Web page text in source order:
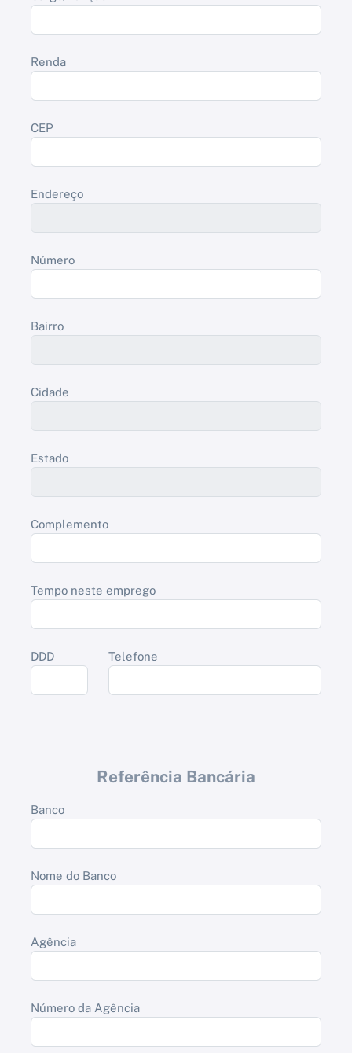
Renda
CEP
Endereço
Número
Bairro
Cidade
Estado
Complemento
Tempo neste emprego
DDD Telefone
Referência Bancária
Banco
Nome do Banco
Agência
Número da Agência